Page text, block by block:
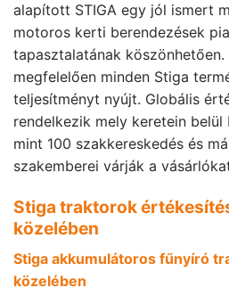
alapított STIGA egy jól ismert
motoros kerti berendezések
tapasztalatának
megfelelően minden Stiga
teljesítményt nyújt. Globális
rendelkezik mely keretein
mint 100 szakkereskedés és
szakemberei várják a
Stiga traktorok
közelében
Stiga akkumulátoros fűnyíró
közelében